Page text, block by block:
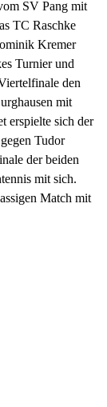
SV Pang mit
TC Raschke
Kremer
Turnier und
den
mit
erspielte sich der
Tudor
der beiden
mit sich.
Match mit